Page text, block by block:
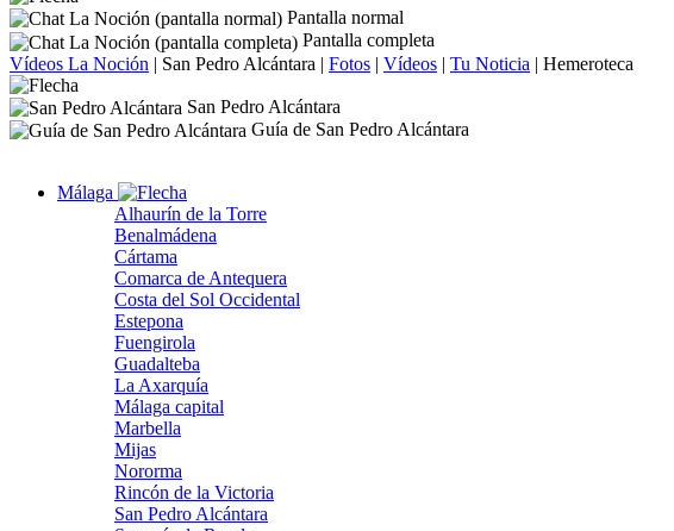
Pantalla normal
Pantalla completa
Vídeos La Noción | San Pedro Alcántara | Fotos | Vídeos | Tu Noticia | Hemeroteca
San Pedro Alcántara
Guía de San Pedro Alcántara
Málaga
Alhaurín de la Torre
Benalmádena
Cártama
Comarca de Antequera
Costa del Sol Occidental
Estepona
Fuengirola
Guadalteba
La Axarquía
Málaga capital
Marbella
Mijas
Nororma
Rincón de la Victoria
San Pedro Alcántara